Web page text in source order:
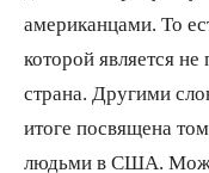
американцами. То
которой является
страна. Другими
итоге посвящена
людьми в США.